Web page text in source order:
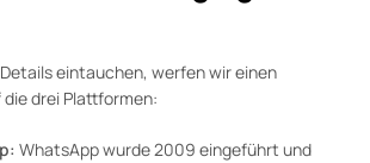
eintauchen, werfen wir einen
die drei Plattformen:
WhatsApp wurde 2009 eingeführt und